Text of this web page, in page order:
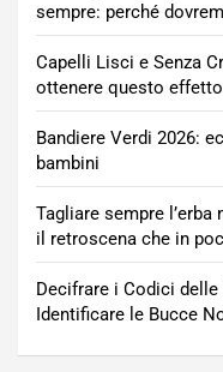
sempre: perché
Capelli Lisci e Senza
ottenere questo effetto
Bandiere Verdi 2026:
bambini
Tagliare sempre
il retroscena che in
Decifrare i Codici
Identificare le Bucce